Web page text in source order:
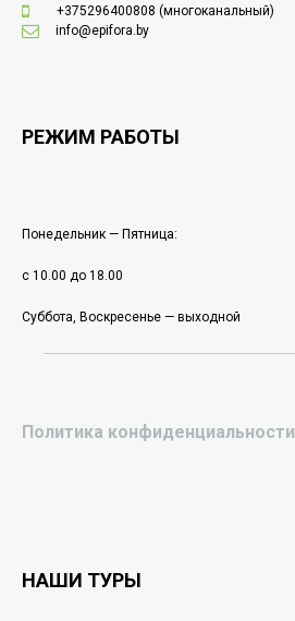
+375296400808 (многоканальный)
info@epifora.by
РЕЖИМ РАБОТЫ
Понедельник — Пятница:
с 10.00 до 18.00
Суббота, Воскресенье — выходной
Политика конфиденциальности
НАШИ ТУРЫ